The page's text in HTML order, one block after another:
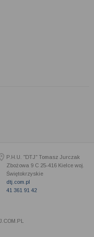
P.H.U. "DTJ" Tomasz Jurczak
Zbożowa 9 C 25-416 Kielce woj.
Świętokrzyskie
dtj.com.pl
41 361 91 42